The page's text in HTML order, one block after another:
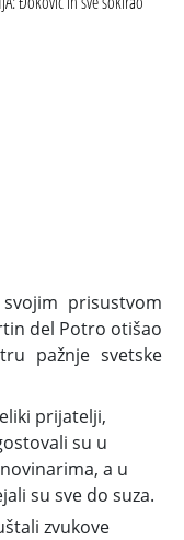
prisustvom
del Potro otišao
pažnje svetske
prijatelji,
su u
a u
su sve do suza.
zvukove